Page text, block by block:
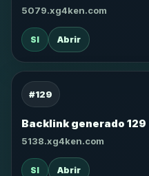
5079.xg4ken.com
SI Abrir
#129
Backlink generado 129
5138.xg4ken.com
SI Abrir